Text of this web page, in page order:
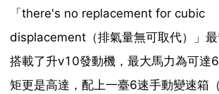
「there's no replacement for cubic
displacement（排氣量無可取代）」
搭載了升v10發動機，最大馬力為可達
矩更是高達，配上一臺6速手動變速箱